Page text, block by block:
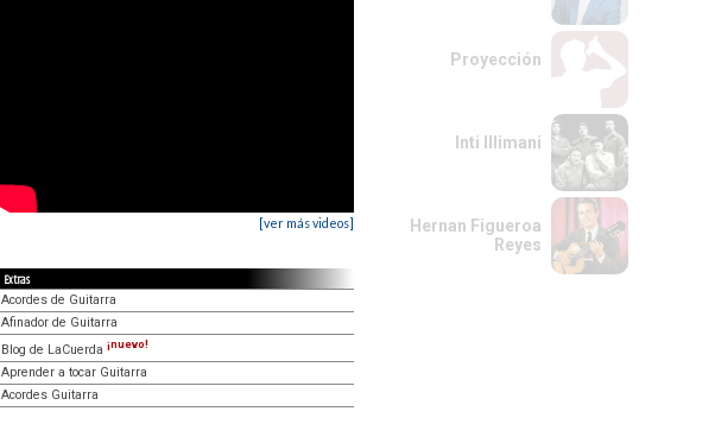
[ver más videos]
Extras
Acordes de Guitarra
Afinador de Guitarra
Blog de LaCuerda ¡nuevo!
Aprender a tocar Guitarra
Acordes Guitarra
Proyección
Inti Illimani
Hernan Figueroa
Reyes